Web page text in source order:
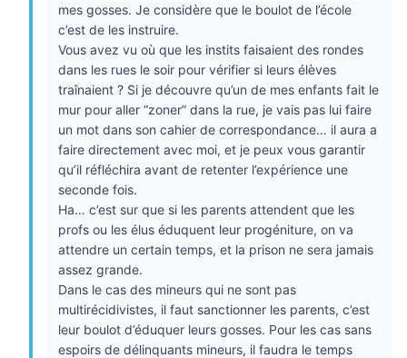
mes gosses. Je considère que le boulot de l’école
c’est de les instruire.
Vous avez vu où que les instits faisaient des rondes
dans les rues le soir pour vérifier si leurs élèves
traînaient ? Si je découvre qu’un de mes enfants fait le
mur pour aller “zoner” dans la rue, je vais pas lui faire
un mot dans son cahier de correspondance… il aura a
faire directement avec moi, et je peux vous garantir
qu’il réfléchira avant de retenter l’expérience une
seconde fois.
Ha… c’est sur que si les parents attendent que les
profs ou les élus éduquent leur progéniture, on va
attendre un certain temps, et la prison ne sera jamais
assez grande.
Dans le cas des mineurs qui ne sont pas
multirécidivistes, il faut sanctionner les parents, c’est
leur boulot d’éduquer leurs gosses. Pour les cas sans
espoirs de délinquants mineurs, il faudra le temps